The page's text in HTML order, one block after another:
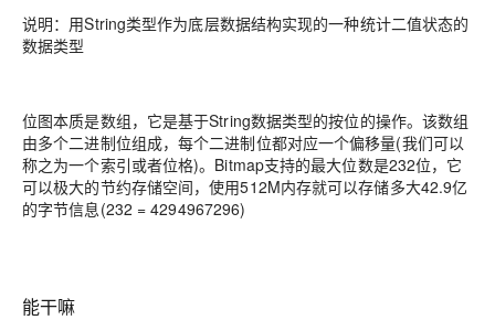
说明：用String类型作为底层数据结构实现的一种统计二值状态的
数据类型
位图本质是数组，它是基于String数据类型的按位的操作。该数组
由多个二进制位组成，每个二进制位都对应一个偏移量(我们可以
称之为一个索引或者位格)。Bitmap支持的最大位数是232位，它
可以极大的节约存储空间，使用512M内存就可以存储多大42.9亿
的字节信息(232 = 4294967296)
能干嘛